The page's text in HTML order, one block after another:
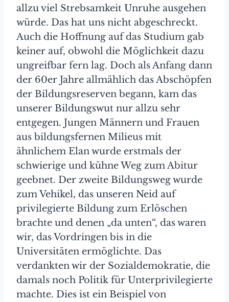
allzu viel Strebsamkeit Unruhe ausgehen
würde. Das hat uns nicht abgeschreckt.
Auch die Hoffnung auf das Studium gab
keiner auf, obwohl die Möglichkeit dazu
ungreifbar fern lag. Doch als Anfang dann
der 60er Jahre allmählich das Abschöpfen
der Bildungsreserven begann, kam das
unserer Bildungswut nur allzu sehr
entgegen. Jungen Männern und Frauen
aus bildungsfernen Milieus mit
ähnlichem Elan wurde erstmals der
schwierige und kühne Weg zum Abitur
geebnet. Der zweite Bildungsweg wurde
zum Vehikel, das unseren Neid auf
privilegierte Bildung zum Erlöschen
brachte und denen „da unten“, das waren
wir, das Vordringen bis in die
Universitäten ermöglichte. Das
verdankten wir der Sozialdemokratie, die
damals noch Politik für Unterprivilegierte
machte. Dies ist ein Beispiel von